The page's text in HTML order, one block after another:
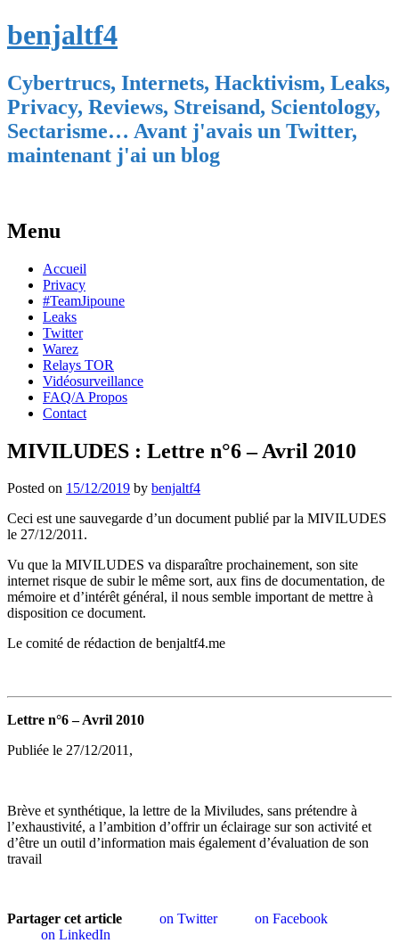
benjaltf4
Cybertrucs, Internets, Hacktivism, Leaks,
Privacy, Reviews, Streisand, Scientology,
Sectarisme… Avant j'avais un Twitter,
maintenant j'ai un blog
Menu
Skip
content
Accueil
Privacy
#TeamJipoune
Leaks
Twitter
Warez
Relays TOR
Vidéosurveillance
FAQ/A Propos
Contact
MIVILUDES : Lettre n°6 – Avril 2010
Posted on 15/12/2019 by benjaltf4
Ceci est une sauvegarde d’un document publié par la MIVILUDES
le 27/12/2011.
Vu que la MIVILUDES va disparaître prochainement, son site
internet risque de subir le même sort, aux fins de documentation, de
mémoire et d’intérêt général, il nous semble important de mettre à
disposition ce document.
Le comité de rédaction de benjaltf4.me
Lettre n°6 – Avril 2010
Publiée le 27/12/2011,
Brève et synthétique, la lettre de la Miviludes, sans prétendre à
l’exhaustivité, a l’ambition d’offrir un éclairage sur son activité et
d’être un outil d’information mais également d’évaluation de son
travail
Partager cet article on Twitter
on Facebook
on LinkedIn